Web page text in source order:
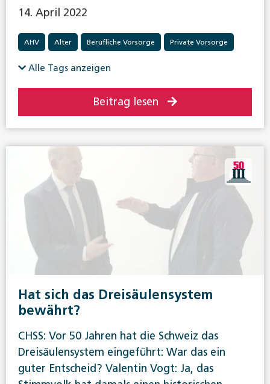
14. April 2022
AHV Alter Berufliche Vorsorge Private Vorsorge
Alle Tags anzeigen
Beitrag lesen
Hat sich das Dreisäulensystem
bewährt?
CHSS: Vor 50 Jahren hat die Schweiz das
Dreisäulensystem eingeführt: War das ein
guter Entscheid? Valentin Vogt: Ja, das